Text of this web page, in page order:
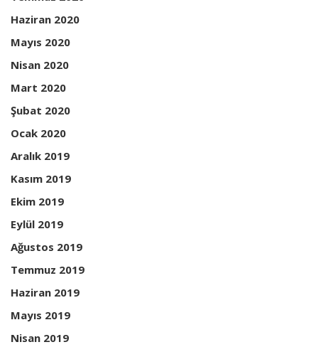
Haziran 2020
Mayıs 2020
Nisan 2020
Mart 2020
Şubat 2020
Ocak 2020
Aralık 2019
Kasım 2019
Ekim 2019
Eylül 2019
Ağustos 2019
Temmuz 2019
Haziran 2019
Mayıs 2019
Nisan 2019